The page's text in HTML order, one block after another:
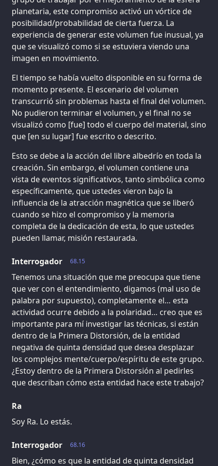
planetaria, este compromiso activó un vórtice de
posibilidad/probabilidad de cierta fuerza. La
experiencia de generar este volumen fue inusual, ya
que se visualizó como si se estuviera viendo una
imagen en movimiento.
El tiempo se había vuelto disponible en su forma de
momento presente. El escenario del volumen
transcurrió sin problemas hasta el final del volumen.
No pudieron terminar el volumen, y el final no se
visualizó como [fue] todo el cuerpo del material, sino
que [en su lugar] fue escrito o descrito.
Esto se debe a la acción del libre albedrío en toda la
creación. Sin embargo, el volumen contiene una
vista de eventos significativos, tanto simbólica como
específicamente, que ustedes vieron bajo la
influencia de la atracción magnética que se liberó
cuando se hizo el compromiso y la memoria
completa de la dedicación de esta, lo que ustedes
pueden llamar, misión restaurada.
68.15
Interrogador
Tenemos una situación que me preocupa que tiene
que ver con el entendimiento, digamos (mal uso de
palabra por supuesto), completamente el… esta
actividad ocurre debido a la polaridad… creo que es
importante para mí investigar las técnicas, si están
dentro de la Primera Distorsión, de la entidad
negativa de quinta densidad que desea desplazar
los complejos mente/cuerpo/espíritu de este grupo.
¿Estoy dentro de la Primera Distorsión al pedirles
que describan cómo esta entidad hace este trabajo?
Ra
Soy Ra. Lo estás.
68.16
Interrogador
Bien, ¿cómo es que la entidad de quinta densidad